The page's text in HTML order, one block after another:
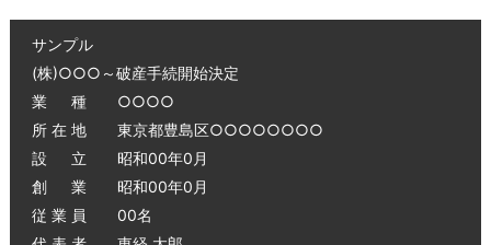
サンプル
(株)○○○～破産手続開始決定
業 種 ○○○○
所 在 地 東京都豊島区○○○○○○○○
設 立 昭和00年0月
創 業 昭和00年0月
従 業 員 00名